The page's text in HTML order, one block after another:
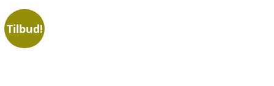
Tilbud!